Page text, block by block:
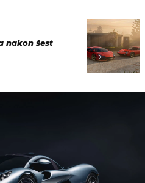
nakon šest